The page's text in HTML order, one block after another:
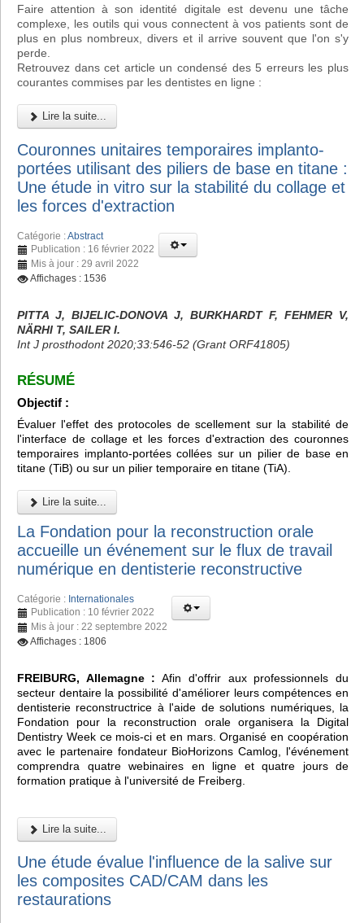
Faire attention à son identité digitale est devenu une tâche
complexe, les outils qui vous connectent à vos patients sont de
plus en plus nombreux, divers et il arrive souvent que l'on s'y
perde.
Retrouvez dans cet article un condensé des 5 erreurs les plus
courantes commises par les dentistes en ligne :
Lire la suite...
Couronnes unitaires temporaires implanto-
portées utilisant des piliers de base en titane :
Une étude in vitro sur la stabilité du collage et
les forces d'extraction
Catégorie :Abstract
Publication : 16 février 2022
Mis à jour : 29 avril 2022
Affichages : 1536
PITTA J, BIJELIC-DONOVA J, BURKHARDT F, FEHMER V,
NÄRHI T, SAILER I.
Int J prosthodont 2020;33:546-52 (Grant ORF41805)
RÉSUMÉ
Objectif :
Évaluer l'effet des protocoles de scellement sur la stabilité de
l'interface de collage et les forces d'extraction des couronnes
temporaires implanto-portées collées sur un pilier de base en
titane (TiB) ou sur un pilier temporaire en titane (TiA).
Lire la suite...
La Fondation pour la reconstruction orale
accueille un événement sur le flux de travail
numérique en dentisterie reconstructive
Catégorie : Internationales
Publication : 10 février 2022
Mis à jour : 22 septembre 2022
Affichages : 1806
FREIBURG, Allemagne : Afin d'offrir aux professionnels du
secteur dentaire la possibilité d'améliorer leurs compétences en
dentisterie reconstructrice à l'aide de solutions numériques, la
Fondation pour la reconstruction orale organisera la Digital
Dentistry Week ce mois-ci et en mars. Organisé en coopération
avec le partenaire fondateur BioHorizons Camlog, l'événement
comprendra quatre webinaires en ligne et quatre jours de
formation pratique à l'université de Freiberg.
Lire la suite...
Une étude évalue l'influence de la salive sur
les composites CAD/CAM dans les
restaurations